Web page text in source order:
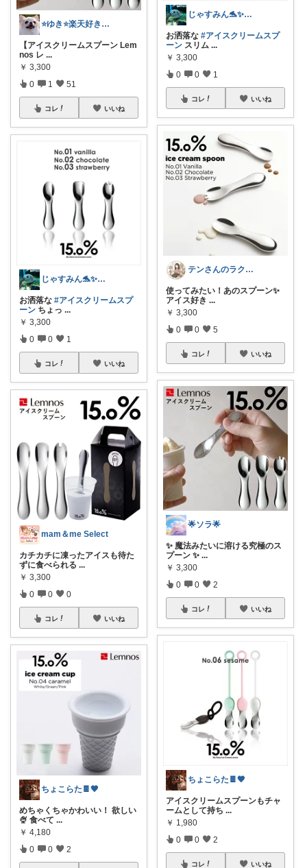
⭐️ゆき⭐️楽天好き主婦🎵
【アイスクリームスプーン Lem
nos レ ...
￥ 3,300
0 1 51
コレ いいね
じゃすみん🐬✨ご購入感謝です😊
お洒落な #アイスクリームスプ
ーン ちょっ ...
￥ 3,300
0 0 1
コレ いいね
mam＆me Select
カチカチに凍ったアイスも待た
ずに食べられる ...
￥ 3,300
0 0 0
コレ いいね
ちょこらた🍫🤎
めちゃくちゃかわいい！ 欲しい
🍨 食べて ...
￥ 4,180
0 0 2
じゃすみん🐬✨ご購入感謝です😊
お洒落な #アイスクリームスプ
ーン スリム ...
￥ 3,300
0 0 1
コレ いいね
テンさんのラクして整う暮らしROOM
使ってみたい！あのスプーン✨️
アイス好き ...
￥ 3,300
0 0 5
コレ いいね
🌟ソラ🌟
✨ 魔法みたいに溶ける究極のス
プーン ✨ ...
￥ 3,300
0 0 2
コレ いいね
ちょこらた🍫🤎
アイスクリームスプーンもチャ
ームとして持ち ...
￥ 1,980
0 0 2
コレ いいね